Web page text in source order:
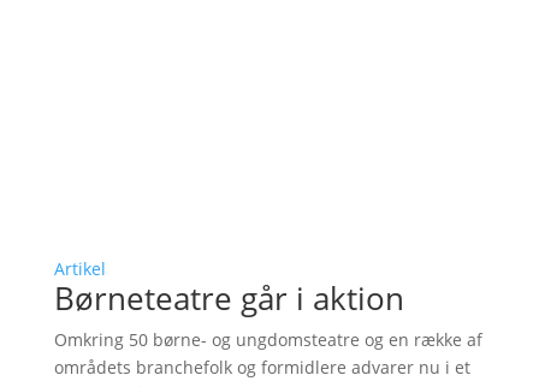
Artikel
Børneteatre går i aktion
Omkring 50 børne- og ungdomsteatre og en række af
områdets branchefolk og formidlere advarer nu i et